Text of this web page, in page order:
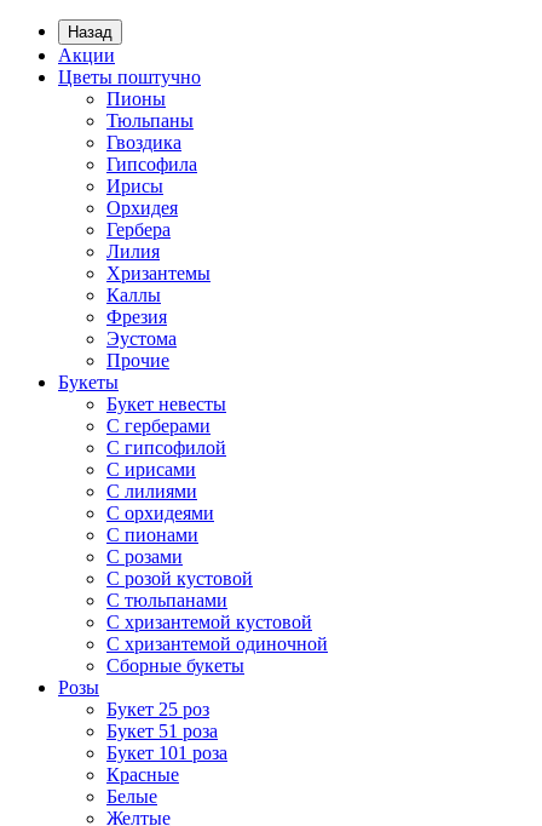
Назад
Акции
Цветы поштучно
Пионы
Тюльпаны
Гвоздика
Гипсофила
Ирисы
Орхидея
Гербера
Лилия
Хризантемы
Каллы
Фрезия
Эустома
Прочие
Букеты
Букет невесты
С герберами
С гипсофилой
С ирисами
С лилиями
С орхидеями
С пионами
С розами
С розой кустовой
С тюльпанами
С хризантемой кустовой
С хризантемой одиночной
Сборные букеты
Розы
Букет 25 роз
Букет 51 роза
Букет 101 роза
Красные
Белые
Желтые